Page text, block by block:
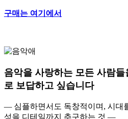
구매는 여기에서
음악을 사랑하는 모든 사람
로 보답하고 싶습니다
— 심플하면서도 독창적이며, 시대
성을 디테일까지 추구하는 것 —